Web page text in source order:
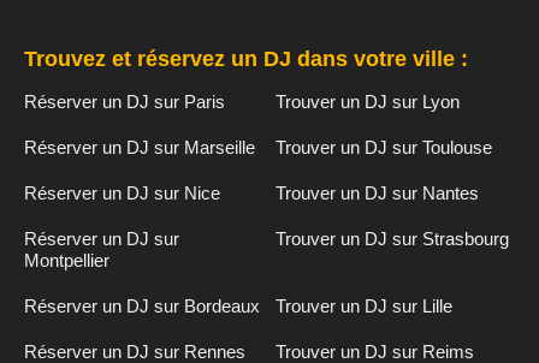
Trouvez et réservez un DJ dans votre ville :
Réserver un DJ sur Paris Trouver un DJ sur Lyon
Réserver un DJ sur Marseille Trouver un DJ sur Toulouse
Réserver un DJ sur Nice Trouver un DJ sur Nantes
Réserver un DJ sur
Montpellier
Trouver un DJ sur Strasbourg
Réserver un DJ sur Bordeaux Trouver un DJ sur Lille
Réserver un DJ sur Rennes Trouver un DJ sur Reims